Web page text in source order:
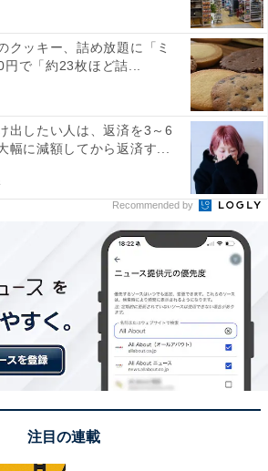
クッキー、詰め放題に「ミ
で「約23枚ほど詰...
出したい人は、返済を3～6
幅に減額してから返済す...
Recommended by
注目の連載